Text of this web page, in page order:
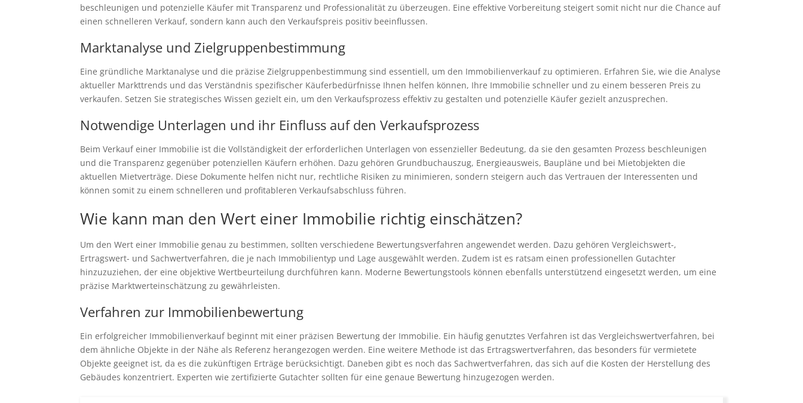
beschleunigen und potenzielle Käufer mit Transparenz und Professionalität zu überzeugen. Eine effektive Vorbereitung steigert somit nicht nur die Chance auf
einen schnelleren Verkauf, sondern kann auch den Verkaufspreis positiv beeinflussen.
Marktanalyse und Zielgruppenbestimmung
Eine gründliche Marktanalyse und die präzise Zielgruppenbestimmung sind essentiell, um den Immobilienverkauf zu optimieren. Erfahren Sie, wie die Analyse
aktueller Markttrends und das Verständnis spezifischer Käuferbedürfnisse Ihnen helfen können, Ihre Immobilie schneller und zu einem besseren Preis zu
verkaufen. Setzen Sie strategisches Wissen gezielt ein, um den Verkaufsprozess effektiv zu gestalten und potenzielle Käufer gezielt anzusprechen.
Notwendige Unterlagen und ihr Einfluss auf den Verkaufsprozess
Beim Verkauf einer Immobilie ist die Vollständigkeit der erforderlichen Unterlagen von essenzieller Bedeutung, da sie den gesamten Prozess beschleunigen
und die Transparenz gegenüber potenziellen Käufern erhöhen. Dazu gehören Grundbuchauszug, Energieausweis, Baupläne und bei Mietobjekten die
aktuellen Mietverträge. Diese Dokumente helfen nicht nur, rechtliche Risiken zu minimieren, sondern steigern auch das Vertrauen der Interessenten und
können somit zu einem schnelleren und profitableren Verkaufsabschluss führen.
Wie kann man den Wert einer Immobilie richtig einschätzen?
Um den Wert einer Immobilie genau zu bestimmen, sollten verschiedene Bewertungsverfahren angewendet werden. Dazu gehören Vergleichswert-,
Ertragswert- und Sachwertverfahren, die je nach Immobilientyp und Lage ausgewählt werden. Zudem ist es ratsam einen professionellen Gutachter
hinzuzuziehen, der eine objektive Wertbeurteilung durchführen kann. Moderne Bewertungstools können ebenfalls unterstützend eingesetzt werden, um eine
präzise Marktwerteinschätzung zu gewährleisten.
Verfahren zur Immobilienbewertung
Ein erfolgreicher Immobilienverkauf beginnt mit einer präzisen Bewertung der Immobilie. Ein häufig genutztes Verfahren ist das Vergleichswertverfahren, bei
dem ähnliche Objekte in der Nähe als Referenz herangezogen werden. Eine weitere Methode ist das Ertragswertverfahren, das besonders für vermietete
Objekte geeignet ist, da es die zukünftigen Erträge berücksichtigt. Daneben gibt es noch das Sachwertverfahren, das sich auf die Kosten der Herstellung des
Gebäudes konzentriert. Experten wie zertifizierte Gutachter sollten für eine genaue Bewertung hinzugezogen werden.